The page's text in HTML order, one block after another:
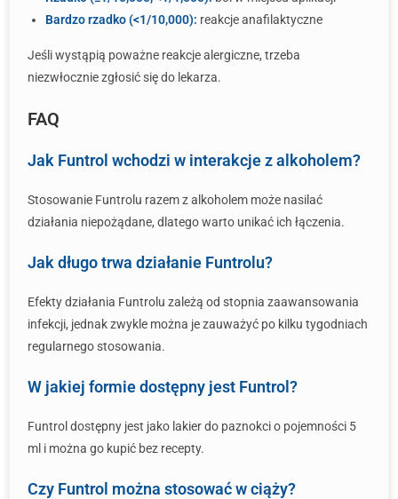
Bardzo rzadko (<1/10,000): reakcje anafilaktyczne
Jeśli wystąpią poważne reakcje alergiczne, trzeba
niezwłocznie zgłosić się do lekarza.
FAQ
Jak Funtrol wchodzi w interakcje z alkoholem?
Stosowanie Funtrolu razem z alkoholem może nasilać
działania niepożądane, dlatego warto unikać ich łączenia.
Jak długo trwa działanie Funtrolu?
Efekty działania Funtrolu zależą od stopnia zaawansowania
infekcji, jednak zwykle można je zauważyć po kilku tygodniach
regularnego stosowania.
W jakiej formie dostępny jest Funtrol?
Funtrol dostępny jest jako lakier do paznokci o pojemności 5
ml i można go kupić bez recepty.
Czy Funtrol można stosować w ciąży?